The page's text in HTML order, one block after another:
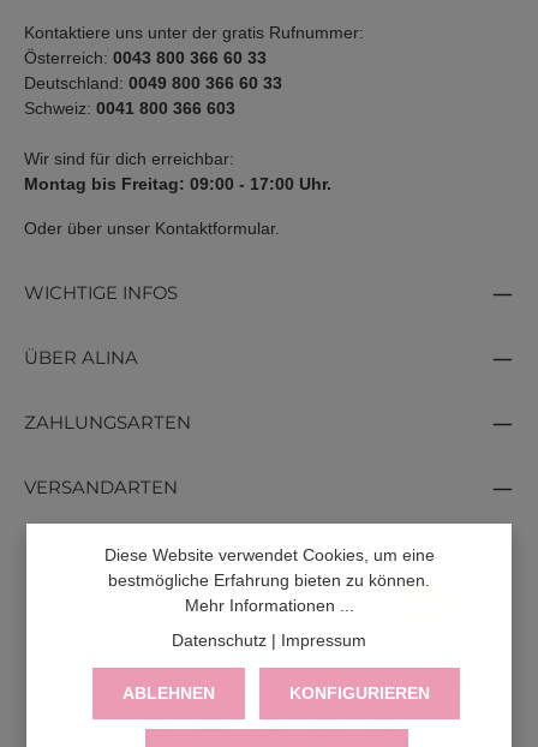
Kontaktiere uns unter der gratis Rufnummer:
Österreich: 0043 800 366 60 33
Deutschland: 0049 800 366 60 33
Schweiz: 0041 800 366 603
Wir sind für dich erreichbar:
Montag bis Freitag: 09:00 - 17:00 Uhr.
Oder über unser Kontaktformular.
WICHTIGE INFOS
ÜBER ALINA
ZAHLUNGSARTEN
VERSANDARTEN
Diese Website verwendet Cookies, um eine
bestmögliche Erfahrung bieten zu können.
Mehr Informationen ...
Datenschutz | Impressum
ABLEHNEN KONFIGURIEREN